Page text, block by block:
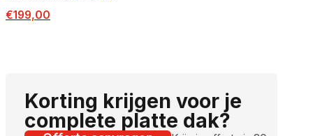
20KG (12m²)
€199,00
Korting krijgen voor je
complete platte dak?